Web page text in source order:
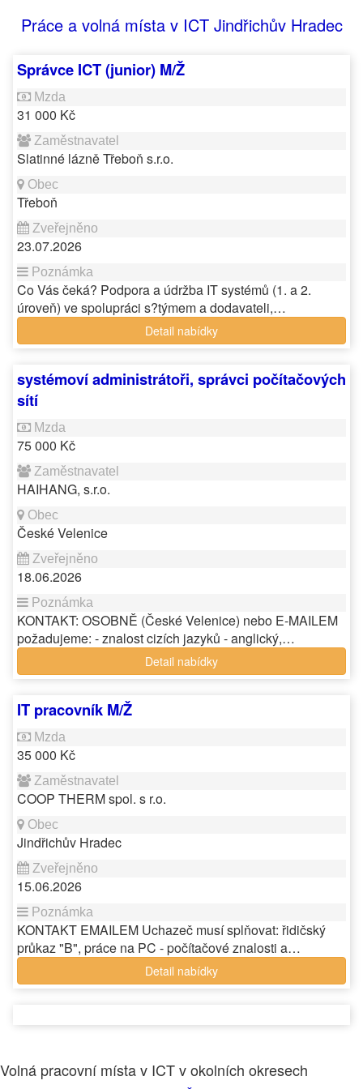
Práce a volná místa v ICT Jindřichův Hradec
Správce ICT (junior) M/Ž
31 000 Kč
Slatinné lázně Třeboň s.r.o.
Třeboň
23.07.2026
Co Vás čeká? Podpora a údržba IT systémů (1. a 2.
úroveň) ve spolupráci s?týmem a dodavateli,…
Detail nabídky
systémoví administrátoři, správci počítačových
sítí
75 000 Kč
HAIHANG, s.r.o.
České Velenice
18.06.2026
KONTAKT: OSOBNĚ (České Velenice) nebo E-MAILEM
požadujeme: - znalost cizích jazyků - anglický,…
Detail nabídky
IT pracovník M/Ž
35 000 Kč
COOP THERM spol. s r.o.
Jindřichův Hradec
15.06.2026
KONTAKT EMAILEM Uchazeč musí splňovat: řidičský
průkaz "B", práce na PC - počítačové znalosti a…
Detail nabídky
Volná pracovní místa v ICT v okolních okresech